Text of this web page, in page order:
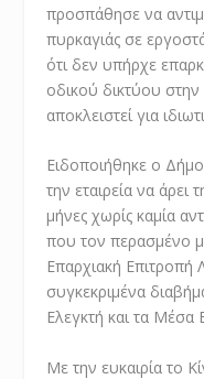
προσπάθησε να
πυρκαγιάς σε
ότι δεν υπήρχε
οδικού δικτύου στην
αποκλειστεί για
Ειδοποιήθηκε ο
την εταιρεία να
μήνες χωρίς καμία
που τον περασμένο
Επαρχιακή Επιτροπή
συγκεκριμένα
Ελεγκτή και τα Μέσα
Με την ευκαιρία το